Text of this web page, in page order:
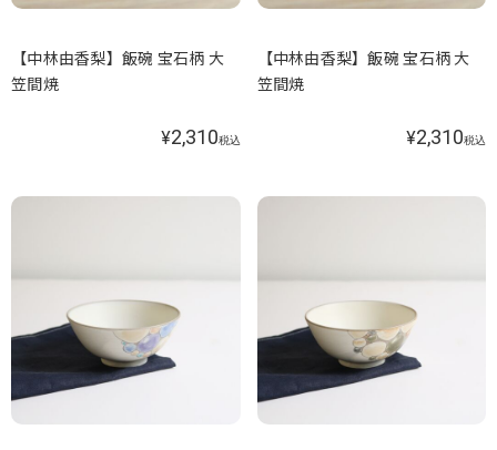
【中林由香梨】飯碗 宝石柄 大
笠間焼
¥2,310税込
【中林由香梨】飯碗 宝石柄 大
笠間焼
¥2,310税込